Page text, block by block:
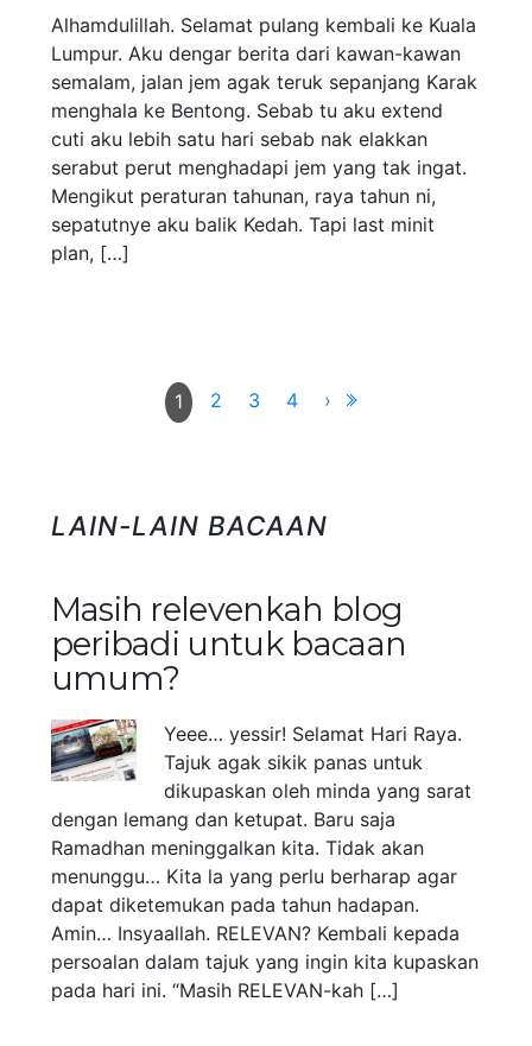
Alhamdulillah. Selamat pulang kembali ke Kuala
Lumpur. Aku dengar berita dari kawan-kawan
semalam, jalan jem agak teruk sepanjang Karak
menghala ke Bentong. Sebab tu aku extend
cuti aku lebih satu hari sebab nak elakkan
serabut perut menghadapi jem yang tak ingat.
Mengikut peraturan tahunan, raya tahun ni,
sepatutnye aku balik Kedah. Tapi last minit
plan, […]
1 2 3 4 ›
LAIN-LAIN BACAAN
Masih relevenkah blog
peribadi untuk bacaan
umum?
Yeee… yessir! Selamat Hari Raya.
Tajuk agak sikik panas untuk
dikupaskan oleh minda yang sarat
dengan lemang dan ketupat. Baru saja
Ramadhan meninggalkan kita. Tidak akan
menunggu… Kita la yang perlu berharap agar
dapat diketemukan pada tahun hadapan.
Amin… Insyaallah. RELEVAN? Kembali kepada
persoalan dalam tajuk yang ingin kita kupaskan
pada hari ini. “Masih RELEVAN-kah […]